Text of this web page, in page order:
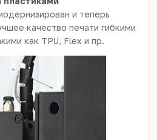
и теперь
качество печати гибкими
как TPU, Flex и пр.